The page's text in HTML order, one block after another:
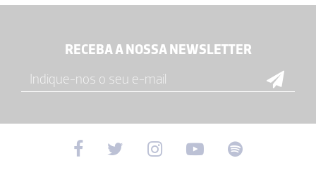
RECEBA A NOSSA NEWSLETTER